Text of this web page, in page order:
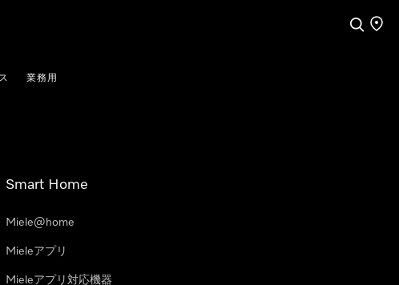
検索 店舗
業務用
Smart Home
Miele@home
Mieleアプリ
Mieleアプリ対応機器